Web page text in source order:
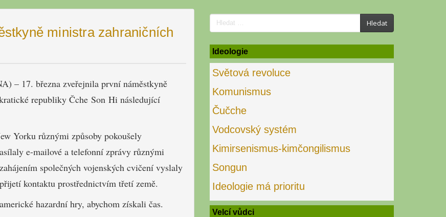
ministra zahraničních
– 17. března zveřejnila první náměstkyně
republiky Čche Son Hi následující
Yorku různými způsoby pokoušely
e-mailové a telefonní zprávy různými
společných vojenských cvičení vyslaly
kontaktu prostřednictvím třetí země.
hazardní hry, abychom získali čas.
Search
for:
Hledat
Ideologie
Světová revoluce
Komunismus
Čučche
Vodcovský systém
Kimirsenismus-kimčongilismus
Songun
Ideologie má prioritu
Velcí vůdci